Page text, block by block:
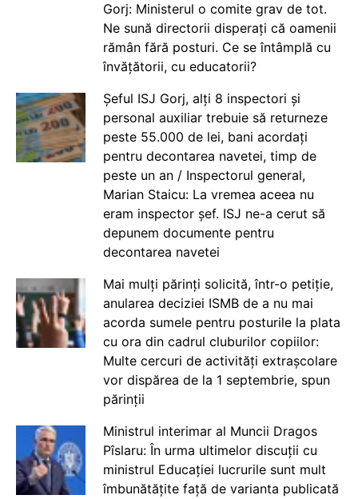
Gorj: Ministerul o comite grav de tot.
Ne sună directorii disperați că oamenii
rămân fără posturi. Ce se întâmplă cu
învățătorii, cu educatorii?
Șeful ISJ Gorj, alți 8 inspectori și
personal auxiliar trebuie să returneze
peste 55.000 de lei, bani acordați
pentru decontarea navetei, timp de
peste un an / Inspectorul general,
Marian Staicu: La vremea aceea nu
eram inspector șef. ISJ ne-a cerut să
depunem documente pentru
decontarea navetei
Mai mulți părinți solicită, într-o petiție,
anularea deciziei ISMB de a nu mai
acorda sumele pentru posturile la plata
cu ora din cadrul cluburilor copiilor:
Multe cercuri de activități extrașcolare
vor dispărea de la 1 septembrie, spun
părinții
Ministrul interimar al Muncii Dragos
Pîslaru: În urma ultimelor discuții cu
ministrul Educației lucrurile sunt mult
îmbunătățite față de varianta publicată